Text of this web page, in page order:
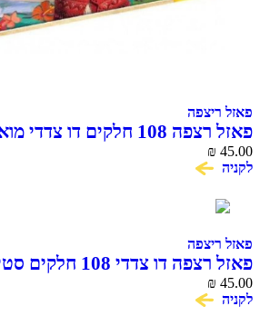
דו צדדי מואנה 2
צדדי 108 חלקים סטיץ'